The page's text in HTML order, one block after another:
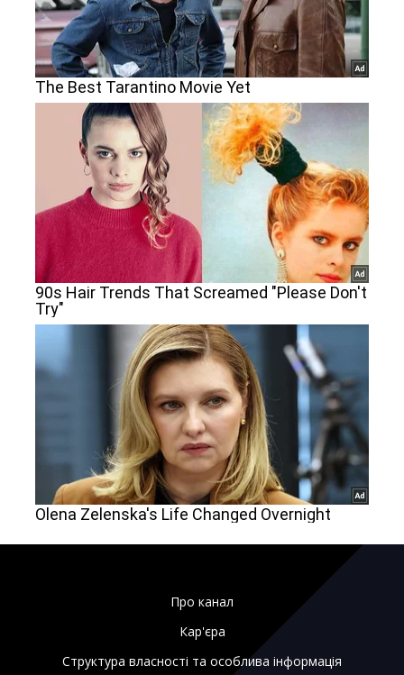
Про канал
Кар'єра
Структура власності та особлива інформація